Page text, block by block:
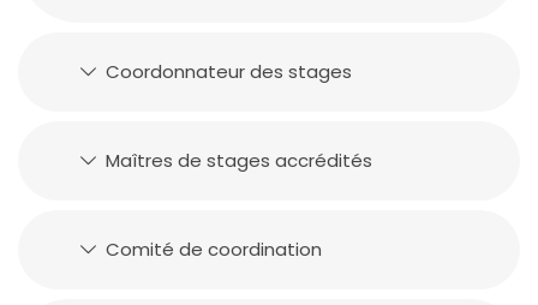
Coordonnateur des stages
Maîtres de stages accrédités
Comité de coordination